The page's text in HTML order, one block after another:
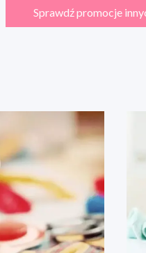
Sprawdź promocje